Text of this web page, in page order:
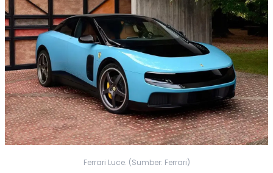
Ferrari Luce. (Sumber: Ferrari)